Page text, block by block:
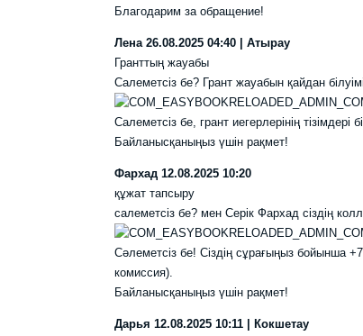
Благодарим за обращение!
Лена 26.08.2025 04:40 | Атырау
Гранттың жауабы
Салеметсіз бе? Грант жауабын қайдан
Салеметсіз бе, грант иегерлерінің
Байланысқаныңыз үшін рақмет!
Фархад 12.08.2025 10:20
құжат тапсыру
салеметсіз бе? мен Серік Фархад сіздің
Сәлеметсіз бе! Сіздің сұрағыңыз бойынша
комиссия).
Байланысқаныңыз үшін рақмет!
Дарья 12.08.2025 10:11 | Кокшетау